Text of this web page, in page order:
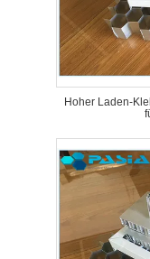
Hoher Laden-